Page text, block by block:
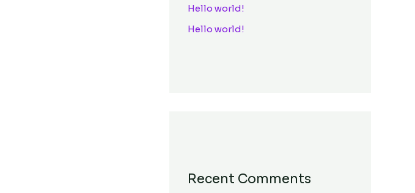
Hello world!
Hello world!
Recent Comments